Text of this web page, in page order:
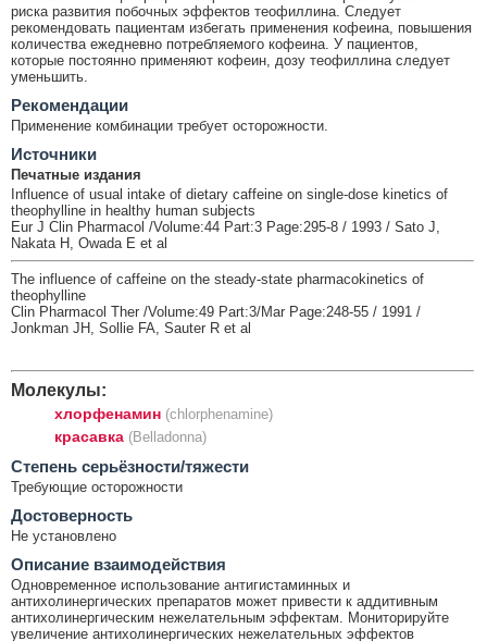
риска развития побочных эффектов теофиллина. Следует
рекомендовать пациентам избегать применения кофеина, повышения
количества ежедневно потребляемого кофеина. У пациентов,
которые постоянно применяют кофеин, дозу теофиллина следует
уменьшить.
Рекомендации
Применение комбинации требует осторожности.
Источники
Печатные издания
Influence of usual intake of dietary caffeine on single-dose kinetics of
theophylline in healthy human subjects
Eur J Clin Pharmacol /Volume:44 Part:3 Page:295-8 / 1993 / Sato J,
Nakata H, Owada E et al
The influence of caffeine on the steady-state pharmacokinetics of
theophylline
Clin Pharmacol Ther /Volume:49 Part:3/Mar Page:248-55 / 1991 /
Jonkman JH, Sollie FA, Sauter R et al
Молекулы:
хлорфенамин (chlorphenamine)
красавка (Belladonna)
Cтепень серьёзности/тяжести
Требующие осторожности
Достоверность
Не установлено
Описание взаимодействия
Одновременное использование антигистаминных и
антихолинергических препаратов может привести к аддитивным
антихолинергическим нежелательным эффектам. Мониторируйте
увеличение антихолинергических нежелательных эффектов